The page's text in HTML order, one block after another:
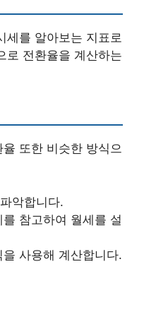
세를 알아보는 지표로
로 전환율을 계산하는
또한 비슷한 방식으
악합니다.
참고하여 월세를 설
사용해 계산합니다.